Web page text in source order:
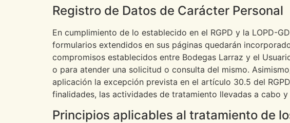
Registro de Datos de Carácter Personal
En cumplimiento de lo establecido en el RGPD y la LOPD-
formularios extendidos en sus páginas quedarán
compromisos establecidos entre Bodegas Larraz y el
o para atender una solicitud o consulta del mismo.
aplicación la excepción prevista en el artículo 30.5 del
finalidades, las actividades de tratamiento llevadas a cabo
Principios aplicables al tratamiento de